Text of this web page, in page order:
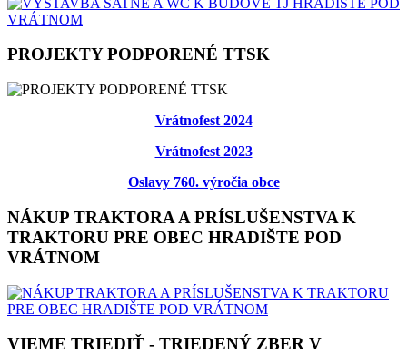
PROJEKTY PODPORENÉ TTSK
Vrátnofest 2024
Vrátnofest 2023
Oslavy 760. výročia obce
NÁKUP TRAKTORA A PRÍSLUŠENSTVA K
TRAKTORU PRE OBEC HRADIŠTE POD
VRÁTNOM
VIEME TRIEDIŤ - TRIEDENÝ ZBER V